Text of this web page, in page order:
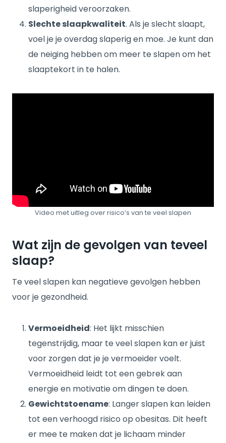
slaperigheid veroorzaken.
Slechte slaapkwaliteit. Als je slecht slaapt,
voel je je overdag slaperig en moe. Je kunt dan
de neiging hebben om meer te slapen om het
slaaptekort in te halen.
Video met uitleg over risico’s van te veel slapen
Wat zijn de gevolgen van teveel
slaap?
Te veel slapen kan negatieve gevolgen hebben
voor je gezondheid.
Vermoeidheid: Het lijkt misschien
tegenstrijdig, maar te veel slapen kan er juist
voor zorgen dat je je vermoeider voelt.
Vermoeidheid leidt tot een gebrek aan
energie en motivatie om dingen te doen.
Gewichtstoename: Langer slapen kan leiden
tot een verhoogd risico op obesitas. Dit heeft
er mee te maken dat je lichaam minder